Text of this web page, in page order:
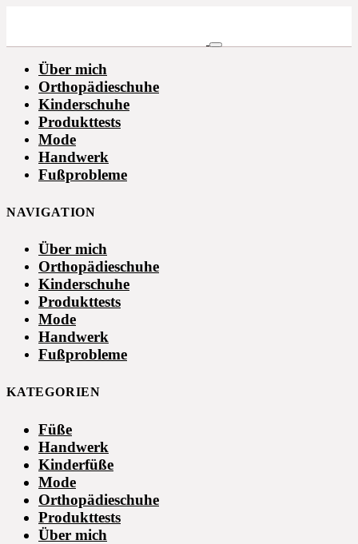
Über mich
Orthopädieschuhe
Kinderschuhe
Produkttests
Mode
Handwerk
Fußprobleme
NAVIGATION
Über mich
Orthopädieschuhe
Kinderschuhe
Produkttests
Mode
Handwerk
Fußprobleme
KATEGORIEN
Füße
Handwerk
Kinderfüße
Mode
Orthopädieschuhe
Produkttests
Über mich